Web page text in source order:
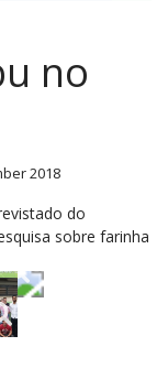
no
2018
do
sobre farinha